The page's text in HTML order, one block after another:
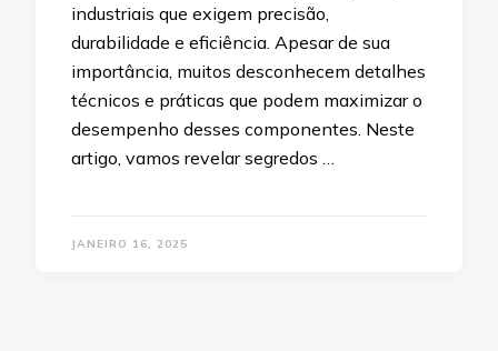
industriais que exigem precisão,
durabilidade e eficiência. Apesar de sua
importância, muitos desconhecem detalhes
técnicos e práticas que podem maximizar o
desempenho desses componentes. Neste
artigo, vamos revelar segredos …
JANEIRO 16, 2025